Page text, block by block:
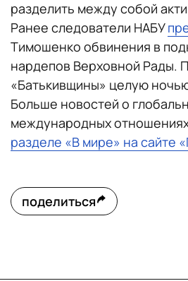
разделить между собой
Ранее следователи НАБУ
Тимошенко обвинения в
нардепов Верховной Рады.
«Батькивщины» целую
Больше новостей о
международных
разделе «В мире» на сайте
поделиться